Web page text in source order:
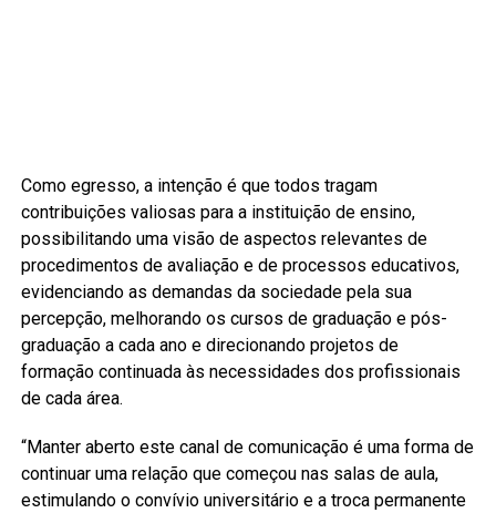
Como egresso, a intenção é que todos tragam
contribuições valiosas para a instituição de ensino,
possibilitando uma visão de aspectos relevantes de
procedimentos de avaliação e de processos educativos,
evidenciando as demandas da sociedade pela sua
percepção, melhorando os cursos de graduação e pós-
graduação a cada ano e direcionando projetos de
formação continuada às necessidades dos profissionais
de cada área.
“Manter aberto este canal de comunicação é uma forma de
continuar uma relação que começou nas salas de aula,
estimulando o convívio universitário e a troca permanente